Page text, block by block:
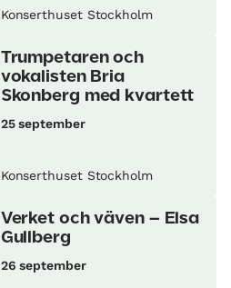
Konserthuset Stockholm
Trumpetaren och
vokalisten Bria
Skonberg med kvartett
25 september
Konserthuset Stockholm
Verket och väven – Elsa
Gullberg
26 september